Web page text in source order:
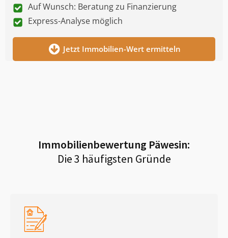
Auf Wunsch: Beratung zu Finanzierung
Express-Analyse möglich
Jetzt Immobilien-Wert ermitteln
Immobilienbewertung Päwesin:
Die 3 häufigsten Gründe